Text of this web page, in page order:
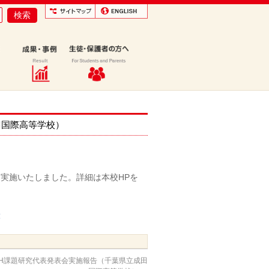
際高等学校）
施いたしました。詳細は本校HPを
課題研究代表発表会実施報告（千葉県立成田